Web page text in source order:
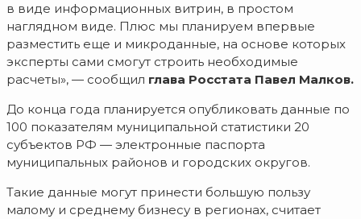
в виде информационных витрин, в простом
наглядном виде. Плюс мы планируем впервые
разместить еще и микроданные, на основе которых
эксперты сами смогут строить необходимые
расчеты», — сообщил глава Росстата Павел Малков.
До конца года планируется опубликовать данные по
100 показателям муниципальной статистики 20
субъектов РФ — электронные паспорта
муниципальных районов и городских округов.
Такие данные могут принести большую пользу
малому и среднему бизнесу в регионах, считает